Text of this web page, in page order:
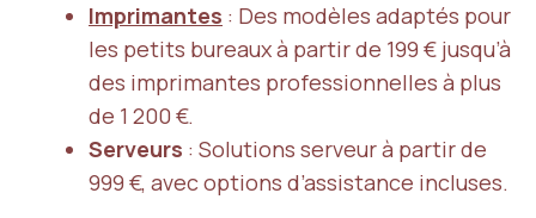
Imprimantes : Des modèles adaptés pour
les petits bureaux à partir de 199 € jusqu’à
des imprimantes professionnelles à plus
de 1 200 €.
Serveurs : Solutions serveur à partir de
999 €, avec options d’assistance incluses.